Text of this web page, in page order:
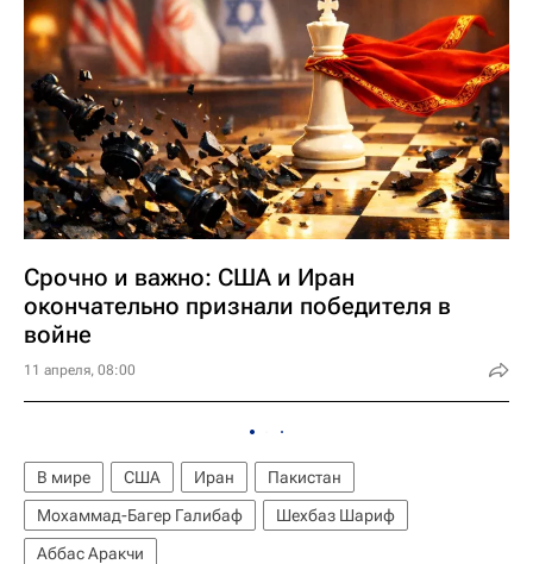
Срочно и важно: США и Иран
окончательно признали победителя в
войне
11 апреля, 08:00
В мире США Иран
Пакистан
Мохаммад-Багер Галибаф
Шехбаз Шариф
Аббас Аракчи